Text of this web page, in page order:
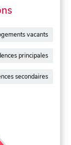
vacants
principales
secondaires